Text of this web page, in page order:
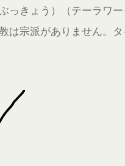
っきょう）（テーラワ
は宗派がありません。